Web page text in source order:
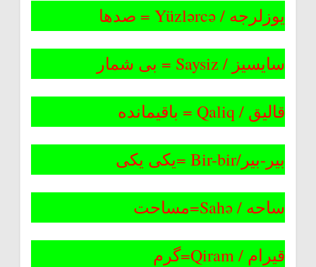
یوزلرجه / Yüzlərcə = صدها
سایسیز / Saysiz = بی شمار
قالیق / Qaliq = باقیمانده
بیر-بیر/Bir-bir =یکی یکی
ساحه / Sahə=مساحت
قیرام / Qiram=گرم